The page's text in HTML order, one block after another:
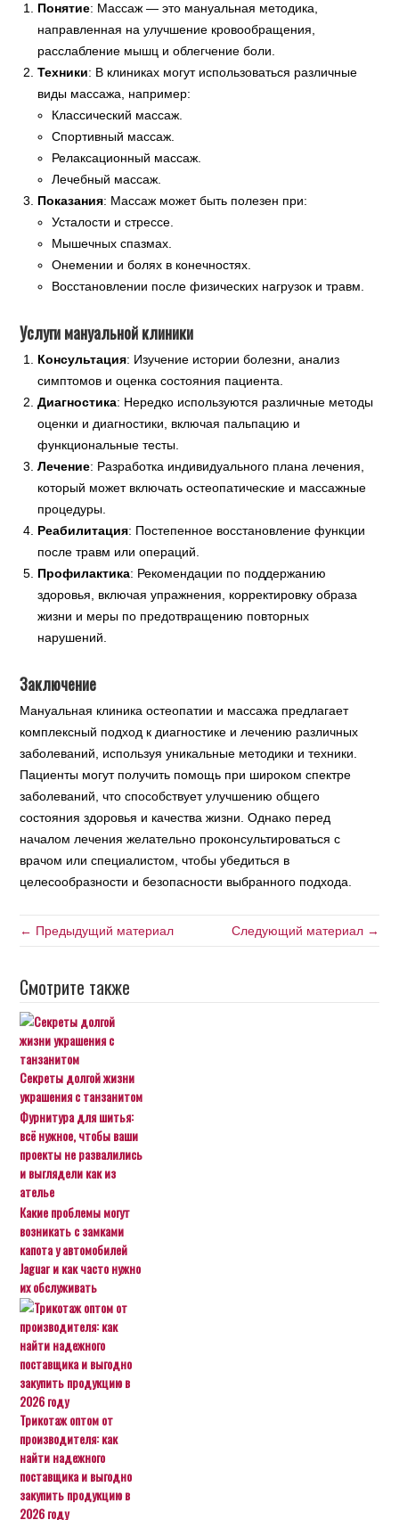
Понятие: Массаж — это мануальная методика,
направленная на улучшение кровообращения,
расслабление мышц и облегчение боли.
Техники: В клиниках могут использоваться различные
виды массажа, например:
Классический массаж.
Спортивный массаж.
Релаксационный массаж.
Лечебный массаж.
Показания: Массаж может быть полезен при:
Усталости и стрессе.
Мышечных спазмах.
Онемении и болях в конечностях.
Восстановлении после физических нагрузок и травм.
Услуги мануальной клиники
Консультация: Изучение истории болезни, анализ
симптомов и оценка состояния пациента.
Диагностика: Нередко используются различные методы
оценки и диагностики, включая пальпацию и
функциональные тесты.
Лечение: Разработка индивидуального плана лечения,
который может включать остеопатические и массажные
процедуры.
Реабилитация: Постепенное восстановление функции
после травм или операций.
Профилактика: Рекомендации по поддержанию
здоровья, включая упражнения, корректировку образа
жизни и меры по предотвращению повторных
нарушений.
Заключение
Мануальная клиника остеопатии и массажа предлагает
комплексный подход к диагностике и лечению различных
заболеваний, используя уникальные методики и техники.
Пациенты могут получить помощь при широком спектре
заболеваний, что способствует улучшению общего
состояния здоровья и качества жизни. Однако перед
началом лечения желательно проконсультироваться с
врачом или специалистом, чтобы убедиться в
целесообразности и безопасности выбранного подхода.
← Предыдущий материал Следующий материал →
Смотрите также
Секреты долгой жизни
украшения с танзанитом
Фурнитура для шитья:
всё нужное, чтобы ваши
проекты не развалились
и выглядели как из
ателье
Какие проблемы могут
возникать с замками
капота у автомобилей
Jaguar и как часто нужно
их обслуживать
Трикотаж оптом от
производителя: как
найти надежного
поставщика и выгодно
закупить продукцию в
2026 году